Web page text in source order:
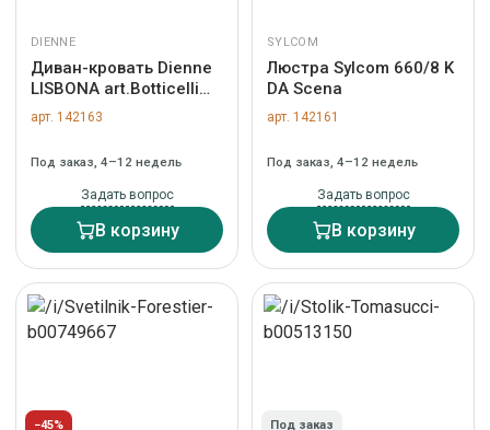
DIENNE
Диван-кровать Dienne
LISBONA art.Botticelli
CREAM
арт. 142163
Под заказ, 4–12 недель
Задать вопрос
В корзину
SYLCOM
Люстра Sylcom 660/8 K
DA Scena
арт. 142161
Под заказ, 4–12 недель
Задать вопрос
В корзину
−45% Под заказ